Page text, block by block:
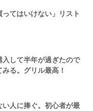
てはいけない」リスト
して半年が過ぎたので
る。グリル最高！
人に捧ぐ。初心者が最